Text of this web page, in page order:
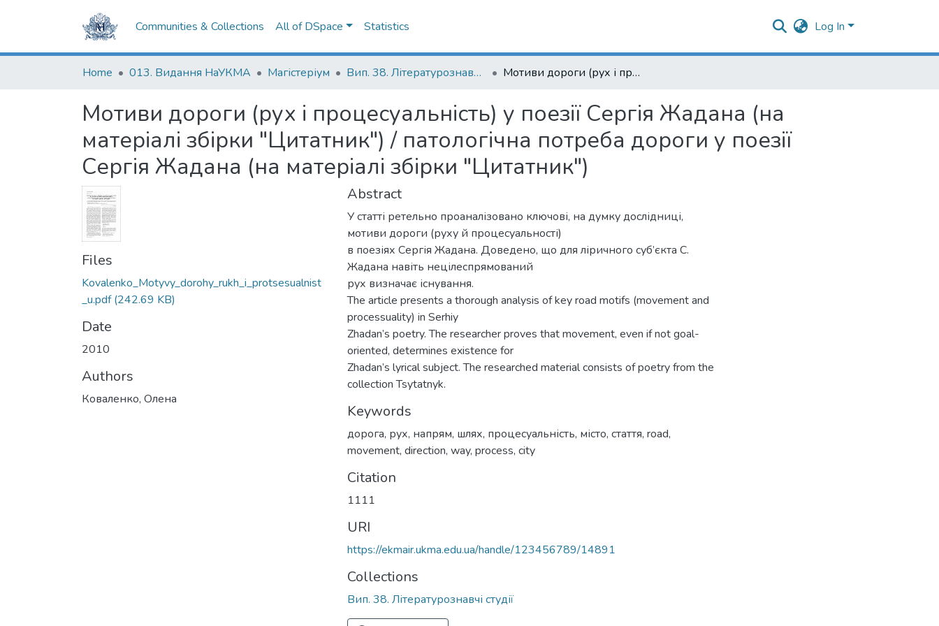
Communities & Collections All of DSpace Statistics Log In
Home 013. Видання НаУКМА Магістеріум Вип. 38. Літературознавчі студії Мотиви дороги (рух і процесуальність) у поезії Сергія Жадана (на матеріалі збірки "Цитатник") / патологічна потреба дороги у поезії Сергія Жадана (на матеріалі збірки "Цитатник")
Мотиви дороги (рух і процесуальність) у поезії Сергія Жадана (на
матеріалі збірки "Цитатник") / патологічна потреба дороги у поезії
Сергія Жадана (на матеріалі збірки "Цитатник")
Files
Kovalenko_Motyvy_dorohy_rukh_i_protsesualnist
_u.pdf(242.69 KB)
Date
2010
Authors
Коваленко, Олена
Abstract
У статті ретельно проаналізовано ключові, на думку дослідниці,
мотиви дороги (руху й процесуальності)
в поезіях Сергія Жадана. Доведено, що для ліричного суб’єкта С.
Жадана навіть нецілеспрямований
рух визначає існування.
The article presents a thorough analysis of key road motifs (movement and
processuality) in Serhiy
Zhadan’s poetry. The researcher proves that movement, even if not goal-
oriented, determines existence for
Zhadan’s lyrical subject. The researched material consists of poetry from the
collection Tsytatnyk.
Keywords
дорога, рух, напрям, шлях, процесуальність, місто, стаття, road,
movement, direction, way, process, city
Citation
1111
URI
https://ekmair.ukma.edu.ua/handle/123456789/14891
Collections
Вип. 38. Літературознавчі студії